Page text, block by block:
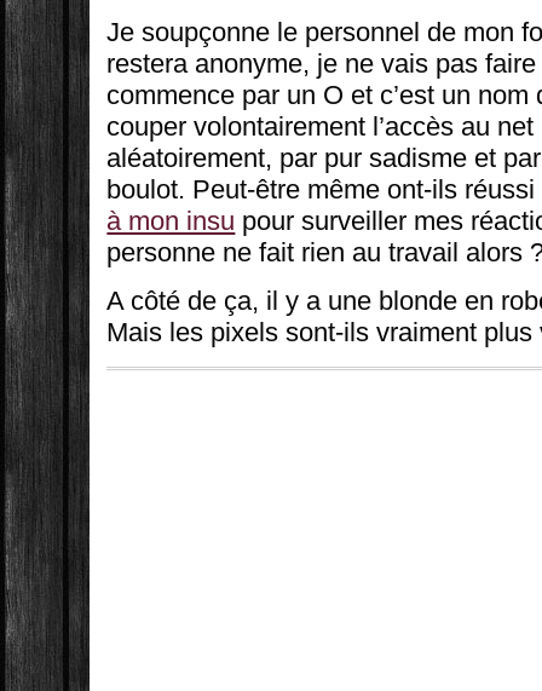
Je soupçonne le personnel de mon
restera anonyme, je ne vais pas
commence par un O et c’est un
couper volontairement l’accès au
aléatoirement, par pur sadisme et
boulot. Peut-être même ont-ils
à mon insu pour surveiller mes
personne ne fait rien au travail alors
A côté de ça, il y a une blonde en
Mais les pixels sont-ils vraiment plus